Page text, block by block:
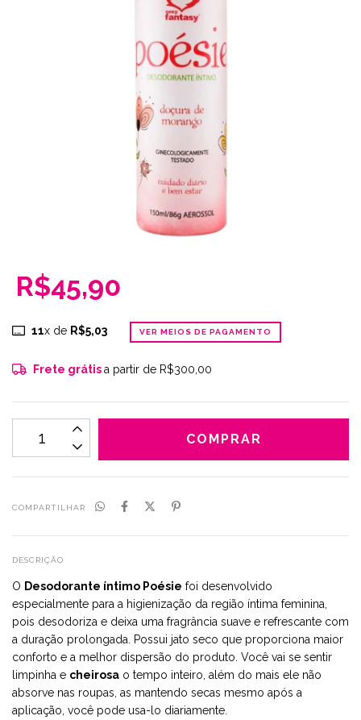
R$45,90
11x de R$5,03 VER MEIOS DE PAGAMENTO
Frete grátisa partir de R$300,00
COMPARTILHAR
DESCRIÇÃO
O Desodorante íntimo Poésie foi desenvolvido
especialmente para a higienização da região íntima feminina,
pois desodoriza e deixa uma fragrância suave e refrescante com
a duração prolongada. Possui jato seco que proporciona maior
conforto e a melhor dispersão do produto. Você vai se sentir
limpinha e cheirosa o tempo inteiro, além do mais ele não
absorve nas roupas, as mantendo secas mesmo após a
aplicação, você pode usa-lo diariamente.